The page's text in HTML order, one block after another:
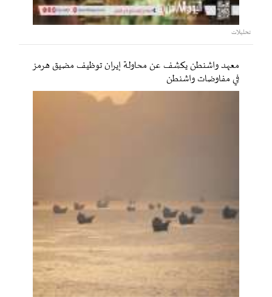
تحليلات
معهد واشنطن يكشف عن محاولة إيران توظيف مضيق هرمز
في مفاوضات واشنطن